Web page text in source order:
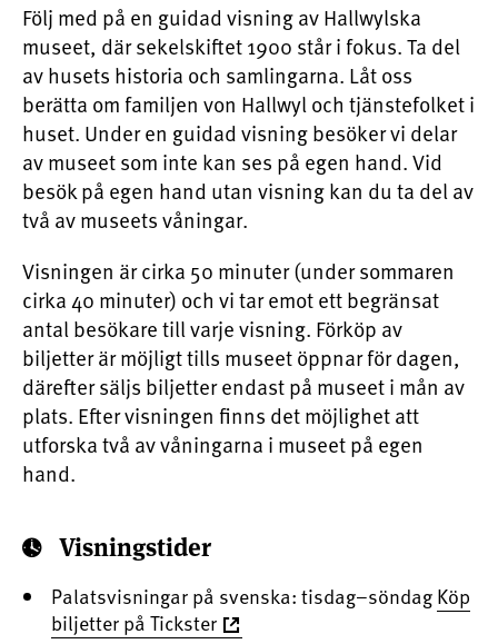
Följ med på en guidad visning av Hallwylska
museet, där sekelskiftet 1900 står i fokus. Ta del
av husets historia och samlingarna. Låt oss
berätta om familjen von Hallwyl och tjänstefolket i
huset. Under en guidad visning besöker vi delar
av museet som inte kan ses på egen hand. Vid
besök på egen hand utan visning kan du ta del av
två av museets våningar.
Visningen är cirka 50 minuter (under sommaren
cirka 40 minuter) och vi tar emot ett begränsat
antal besökare till varje visning. Förköp av
biljetter är möjligt tills museet öppnar för dagen,
därefter säljs biljetter endast på museet i mån av
plats. Efter visningen finns det möjlighet att
utforska två av våningarna i museet på egen
hand.
Visningstider
Palatsvisningar på svenska: tisdag–söndag Köp
biljetter på Tickster